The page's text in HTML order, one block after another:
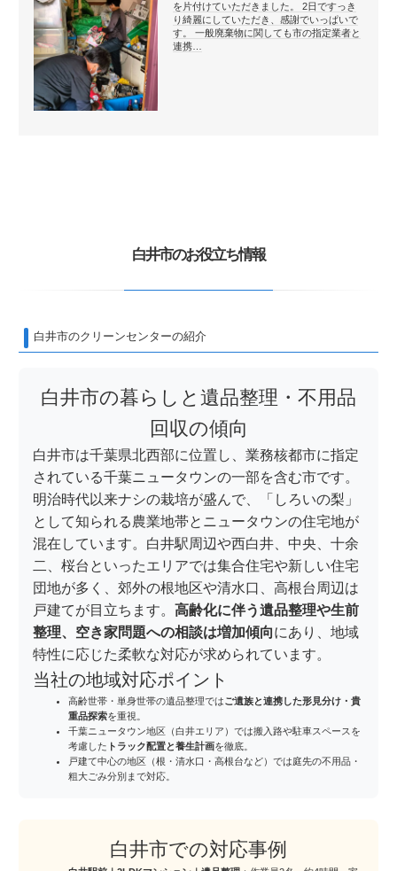
を片付けていただきました。 2日ですっき
り綺麗にしていただき、感謝でいっぱいで
す。 一般廃棄物に関しても市の指定業者と
連携…
白井市のお役立ち情報
白井市のクリーンセンターの紹介
白井市の暮らしと遺品整理・不用品
回収の傾向
白井市は千葉県北西部に位置し、業務核都市に指定
されている千葉ニュータウンの一部を含む市です。
明治時代以来ナシの栽培が盛んで、「しろいの梨」
として知られる農業地帯とニュータウンの住宅地が
混在しています。白井駅周辺や西白井、中央、十余
二、桜台といったエリアでは集合住宅や新しい住宅
団地が多く、郊外の根地区や清水口、高根台周辺は
戸建てが目立ちます。 高齢化に伴う遺品整理や生前
整理、空き家問題への相談は増加傾向にあり、地域
特性に応じた柔軟な対応が求められています。
当社の地域対応ポイント
高齢世帯・単身世帯の遺品整理ではご遺族と連携した形見分け・貴
重品探索を重視。
千葉ニュータウン地区（白井エリア）では搬入路や駐車スペースを
考慮した トラック配置と養生計画を徹底。
戸建て中心の地区（根・清水口・高根台など）では庭先の不用品・
粗大ごみ分別まで対応。
白井市での対応事例